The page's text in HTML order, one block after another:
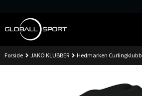
innholdet
Forside JAKO KLUBBER Hedmarken Curlingklubb